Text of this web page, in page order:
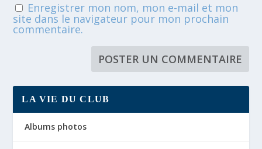
Enregistrer mon nom, mon e-mail et mon
site dans le navigateur pour mon prochain
commentaire.
LA VIE DU CLUB
Albums photos